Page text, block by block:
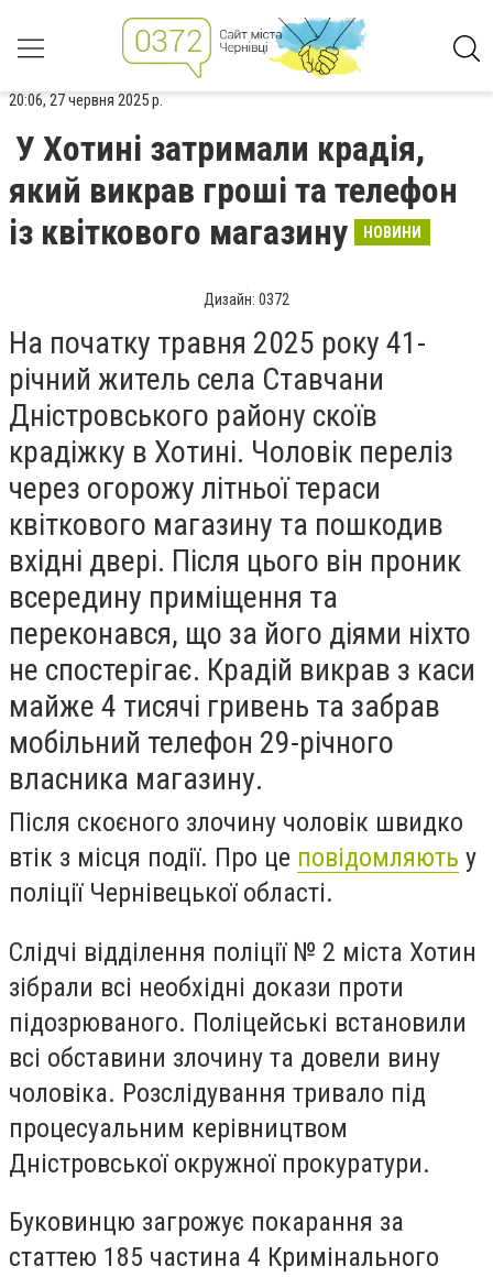
20:06, 27 червня 2025 р.
У Хотині затримали крадія,
який викрав гроші та телефон
із квіткового магазину
НОВИНИ
Дизайн: 0372
На початку травня 2025 року 41-
річний житель села Ставчани
Дністровського району скоїв
крадіжку в Хотині. Чоловік переліз
через огорожу літньої тераси
квіткового магазину та пошкодив
вхідні двері. Після цього він проник
всередину приміщення та
переконався, що за його діями ніхто
не спостерігає. Крадій викрав з каси
майже 4 тисячі гривень та забрав
мобільний телефон 29-річного
власника магазину.
Після скоєного злочину чоловік швидко
втік з місця події. Про це повідомляють у
поліції Чернівецької області.
Слідчі відділення поліції № 2 міста Хотин
зібрали всі необхідні докази проти
підозрюваного. Поліцейські встановили
всі обставини злочину та довели вину
чоловіка. Розслідування тривало під
процесуальним керівництвом
Дністровської окружної прокуратури.
Буковинцю загрожує покарання за
статтею 185 частина 4 Кримінального